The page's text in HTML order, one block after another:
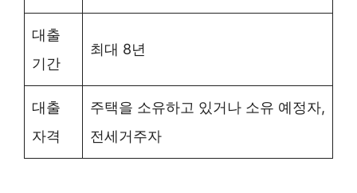
대출
기간
최대 8년
대출
자격
주택을 소유하고 있거나 소유 예정자,
전세거주자